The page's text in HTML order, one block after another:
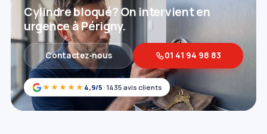
★★★★★ 4,9/5 · 1435 avis clients
Cylindre bloqué? On intervient en
urgence à Périgny.
Contactez‑nous 01 41 94 98 83